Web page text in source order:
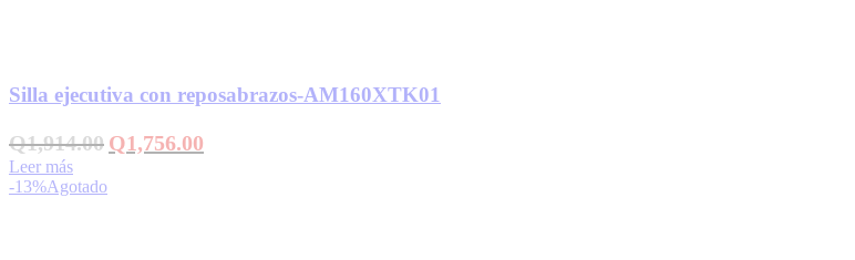
Silla ejecutiva con reposabrazos-AM160XTK01
Q1,914.00 El
precio
Q1,756.00
precio
Leer más
-13%Agotado